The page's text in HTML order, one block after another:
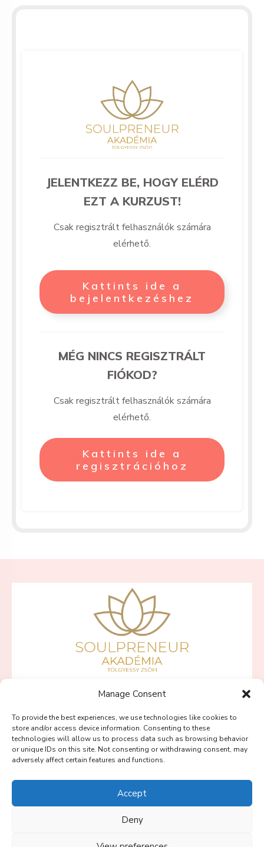
Manage Consent
To provide the best experiences, we use technologies like cookies to
store and/or access device information. Consenting to these
technologies will allow us to process data such as browsing behavior
or unique IDs on this site. Not consenting or withdrawing consent, may
adversely affect certain features and functions.
Accept
Deny
JELENTKEZZ BE, HOGY ELÉRD
EZT A KURZUST!
Csak regisztrált felhasználók számára
elérhető.
Kattints ide a
bejelentkezéshez
MÉG NINCS REGISZTRÁLT
FIÓKOD?
Csak regisztrált felhasználók számára
elérhető.
Kattints ide a
regisztrációhoz
PINK LOTUS PROGRAM
BLOG
RÓLAM
KAPCSOLAT